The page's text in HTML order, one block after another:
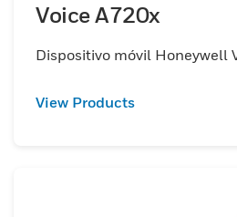
Voice A720x
Dispositivo móvil Honeywell
View Products